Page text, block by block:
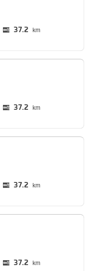
37.2 km
37.2 km
37.2 km
37.2 km